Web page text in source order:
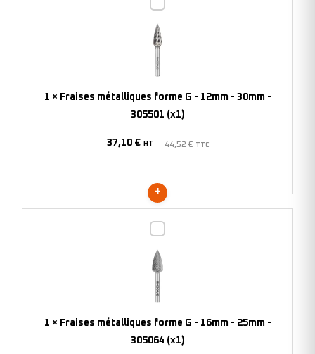
forme
-
1 × Fraises métalliques forme G - 12mm - 30mm -
305501 (x1)
37,10 € HT 44,52 € TTC
forme
1 × Fraises métalliques forme G - 16mm - 25mm -
305064 (x1)